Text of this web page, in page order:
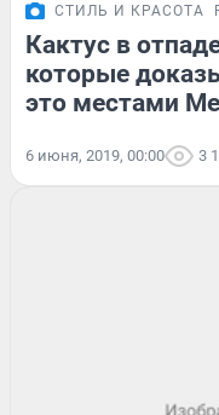
СТИЛЬ И КРАСОТА
Кактус в
которые
это местами
6 июня, 2019, 00:00 3